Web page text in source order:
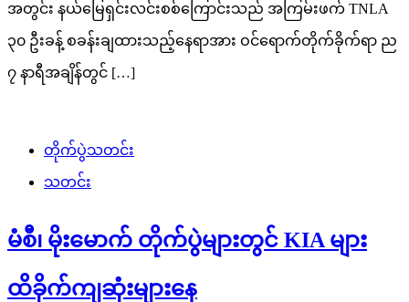
အတွင်း နယ်မြေရှင်းလင်းစစ်ကြောင်းသည် အကြမ်းဖက် TNLA
၃၀ ဦးခန့် စခန်းချထားသည့်နေရာအား ဝင်ရောက်တိုက်ခိုက်ရာ ည
၇ နာရီအချိန်တွင် […]
တိုက်ပွဲသတင်း
သတင်း
မံစီ၊ မိုးမောက် တိုက်ပွဲများတွင် KIA များ
ထိခိုက်ကျဆုံးများနေ